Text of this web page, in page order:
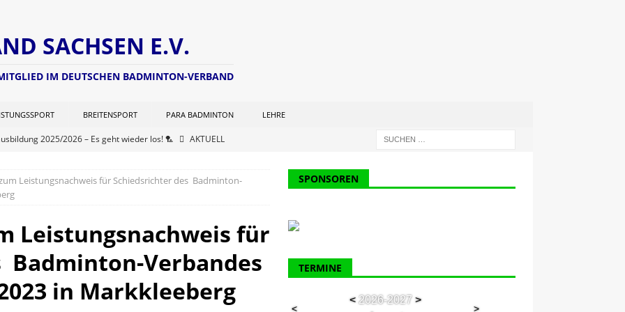
SACHSEN E.V.
IM DEUTSCHEN BADMINTON-VERBAND
BREITENSPORT PARA BADMINTON LEHRE
2025/2026 – Es geht wieder los! 🏸
AKTUELL
Kohlen Cup der Aktiven
AKTUELL
2024/2025 – Finale! 💪🏸
AKTUELL
61. Verbandstages des DBV werden 2 Funktionäre des BVS
Leistungsnachweis für Schiedsrichter des Badminton-
Leistungsnachweis für
Badminton-Verbandes
in Markkleeberg
SPONSOREN
TERMINE
<
< 2026-2027>
>